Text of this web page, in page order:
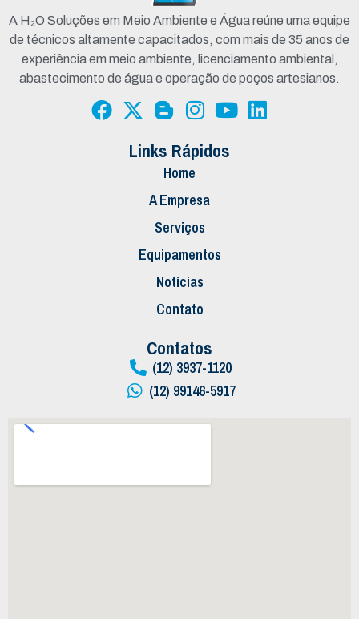
A H₂O Soluções em Meio Ambiente e Água reúne uma equipe
de técnicos altamente capacitados, com mais de 35 anos de
experiência em meio ambiente, licenciamento ambiental,
abastecimento de água e operação de poços artesianos.
Links Rápidos
Home
A Empresa
Serviços
Equipamentos
Notícias
Contato
Contatos
(12) 3937-1120
(12) 99146-5917